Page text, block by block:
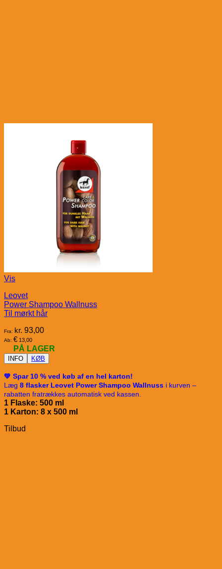
Vis
Leovet
Power Shampoo Wallnuss
Til mørkt hår
Fra: kr. 93,00
Ab: € 13,00
PÅ LAGER
INFO KØB
💚 Spar 10 % ved køb af en hel karton!
Læg 8 flasker Leovet Power Shampoo Wallnuss i kurven –
rabatten fratrækkes automatisk ved kassen.
1 Flaske: 500 ml
1 Karton: 8 x 500 ml
Tilbud